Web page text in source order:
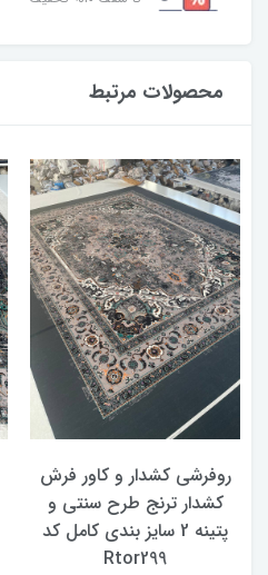
محصولات مرتبط
روفرشی کشدار و کاور فرش
کشدار ترنج طرح سنتی و
پتینه 2 سایز بندی کامل کد
Rtor299